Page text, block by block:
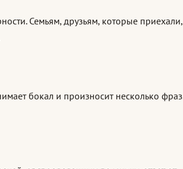
Семьям, друзьям, которые приехали,
бокал и произносит несколько фраз.